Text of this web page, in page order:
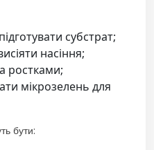
субстрат;
насіння;
ростками;
мікрозелень для
бути: